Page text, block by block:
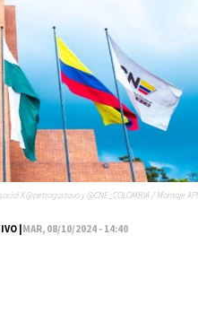
|MAR, 08/10/2024 - 14:40
X @petrogustavo y @CNE_COLOMBIA / Montaje API